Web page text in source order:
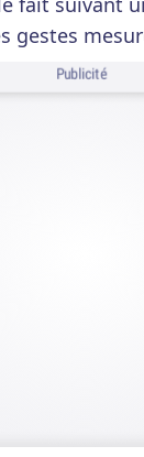
gestes
Publicité